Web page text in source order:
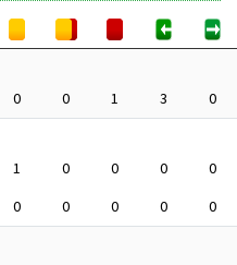
0 0 1 3
0
1 0 0 0
0
0 0 0 0
0